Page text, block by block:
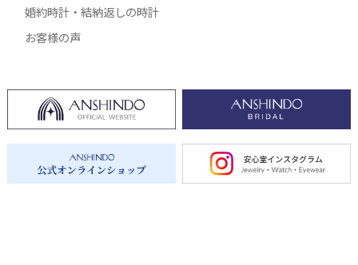
婚約時計・結納返しの時計
お客様の声